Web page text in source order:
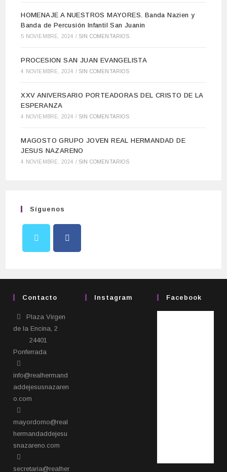
HOMENAJE A NUESTROS MAYORES. Banda Nazien y
Banda de Percusión Infantil San Juanin
5 NOVIEMBRE, 2024 / SIN COMENTARIOS
PROCESION SAN JUAN EVANGELISTA
4 NOVIEMBRE, 2024 / SIN COMENTARIOS
XXV ANIVERSARIO PORTEADORAS DEL CRISTO DE LA
ESPERANZA
4 NOVIEMBRE, 2024 / SIN COMENTARIOS
MAGOSTO GRUPO JOVEN REAL HERMANDAD DE
JESUS NAZARENO
4 NOVIEMBRE, 2024 / SIN COMENTARIOS
Síguenos
Contacto
Plaza Virgen
de la Encina, 2
24401
Ponferrada​
info@realhermand
addejesusnazaren
o.com
mayordomo@real
hermandaddejesu
snazareno.com
secretaria@realher
Instagram Facebook